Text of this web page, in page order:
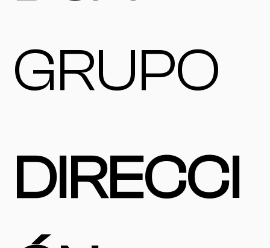
GRUPO
DIRECCI